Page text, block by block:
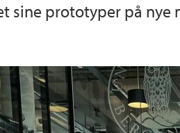
sine prototyper på